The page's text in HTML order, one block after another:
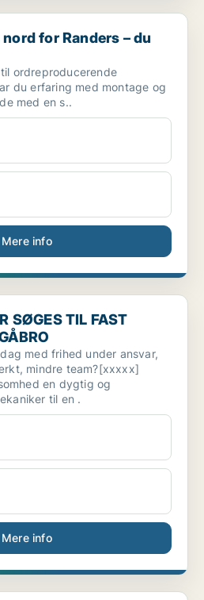
– du får frihed, ...
for Randers – du
ordreproducerende
du erfaring med montage og
med en s..
Mere info
TIL FAST STILLING I ALLINGÅBRO
SØGES TIL FAST
med frihed under ansvar,
mindre team?[xxxxx]
en dygtig og
til en .
Mere info